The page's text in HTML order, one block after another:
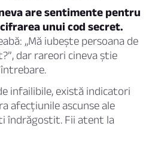
are sentimente pentru
unui cod secret.
„Mă iubește persoana de
dar rareori cineva știe
infailibile, există indicatori
afecțiunile ascunse ale
îndrăgostit. Fii atent la